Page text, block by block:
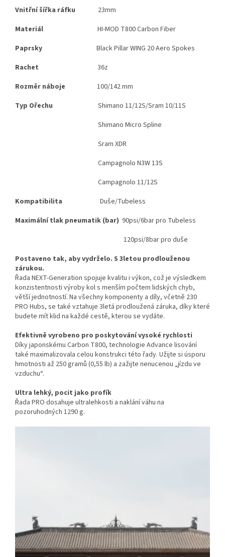
Vnitřní šířka ráfku 23mm
Materiál
HI-MOD T800 Carbon Fiber
Paprsky
Black Pillar WING 20 Aero Spokes
Rachet 36z
Rozměr náboje 100/142 mm
Typ Ořechu Shimano 11/12S/Sram 10/11S
Shimano Micro Spline
Sram XDR
Campagnolo N3W 13S
Campagnolo 11/12S
Kompatibilita Duše/Tubeless
Maximální tlak pneumatik (bar) 90psi/6bar pro Tubeless
120psi/8bar pro duše
Postaveno tak, aby vydrželo. S 3letou prodlouženou
zárukou.
Řada NEXT-Generation spojuje kvalitu i výkon, což je výsledkem
konzistentnosti výroby kol s menším počtem lidských chyb,
větší jednotností. Na všechny komponenty a díly, včetně 230
PRO Hubs, se také vztahuje 3letá prodloužená záruka, díky které
budete mít klid na každé cestě, kterou se vydáte.
Efektivně vyrobeno pro poskytování vysoké rychlosti
Díky japonskému Carbon T800, technologie Advance lisování
také maximalizovala celou konstrukci této řady. Užijte si úsporu
hmotnosti až 250 gramů (0,55 lb) a zažijte nenucenou „jízdu ve
vzduchu“.
Ultra lehký, pocit jako profík
Řada PRO dosahuje ultralehkosti a naklání váhu na
pozoruhodných 1290 g.